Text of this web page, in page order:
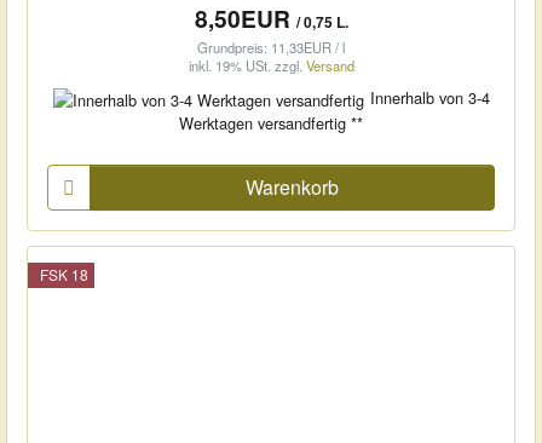
8,50EUR / 0,75 L.
Grundpreis: 11,33EUR / l
inkl. 19% USt. zzgl. Versand
Innerhalb von 3-4
Werktagen versandfertig **
Warenkorb
FSK 18